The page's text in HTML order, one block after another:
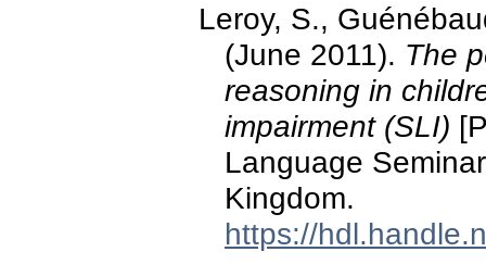
Leroy, S.,
(June 2011). The
reasoning in
impairment (SLI)
Language
Kingdom.
https://